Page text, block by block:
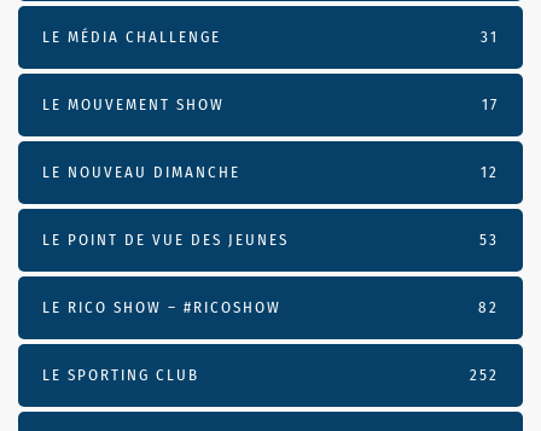
LE MÉDIA CHALLENGE 31
LE MOUVEMENT SHOW 17
LE NOUVEAU DIMANCHE 12
LE POINT DE VUE DES JEUNES 53
LE RICO SHOW – #RICOSHOW 82
LE SPORTING CLUB 252